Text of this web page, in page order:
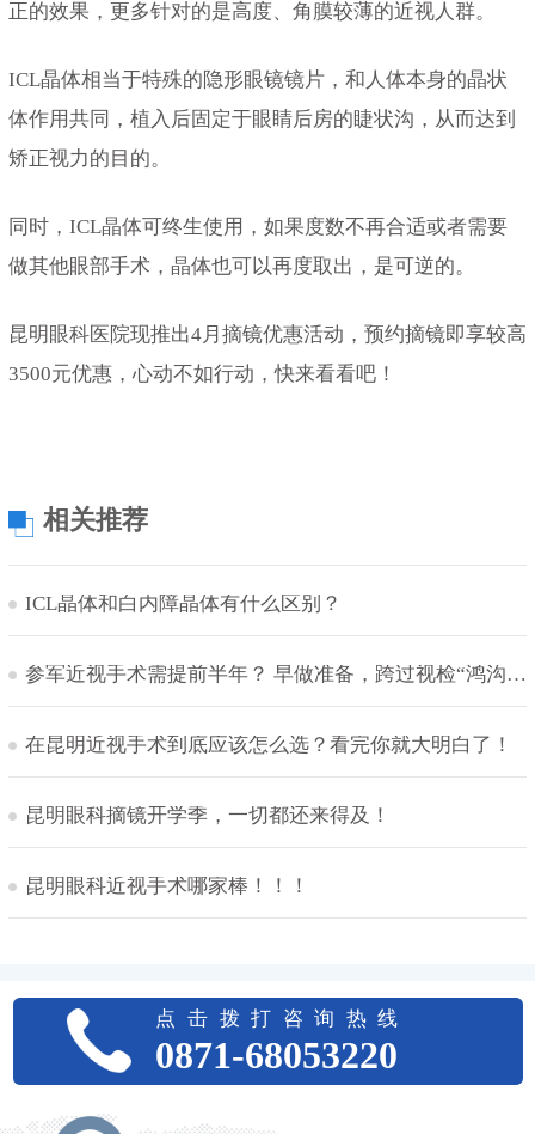
正的效果，更多针对的是高度、角膜较薄的近视人群。
ICL晶体相当于特殊的隐形眼镜镜片，和人体本身的晶状
体作用共同，植入后固定于眼睛后房的睫状沟，从而达到
矫正视力的目的。
同时，ICL晶体可终生使用，如果度数不再合适或者需要
做其他眼部手术，晶体也可以再度取出，是可逆的。
昆明眼科医院现推出4月摘镜优惠活动，预约摘镜即享较高
3500元优惠，心动不如行动，快来看看吧！
相关推荐
ICL晶体和白内障晶体有什么区别？
参军近视手术需提前半年？ 早做准备，跨过视检“鸿沟”！
在昆明近视手术到底应该怎么选？看完你就大明白了！
昆明眼科摘镜开学季，一切都还来得及！
昆明眼科近视手术哪家棒！！！
点击拨打咨询热线
0871-68053220